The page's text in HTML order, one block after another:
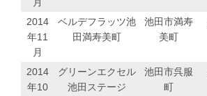
2014
年11
月
ベルデフラッツ池
田満寿美町
池田市満寿
美町
2014
年10
グリーンエクセル
池田ステージ
池田市呉服
町